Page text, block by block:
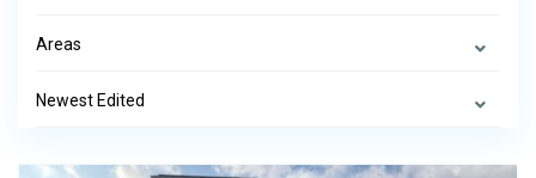
Areas
Newest Edited